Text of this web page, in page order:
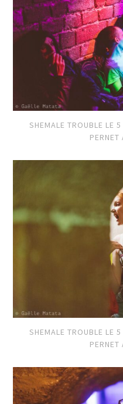
SHEMALE TROUBLE LE
PERNET
SHEMALE TROUBLE LE
PERNET